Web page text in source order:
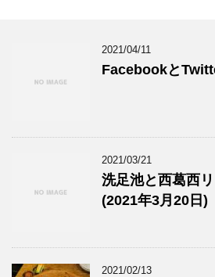
2021/04/11
Facebookと
2021/03/21
洗足池と西葛西
(2021年3月20日)
2021/02/13